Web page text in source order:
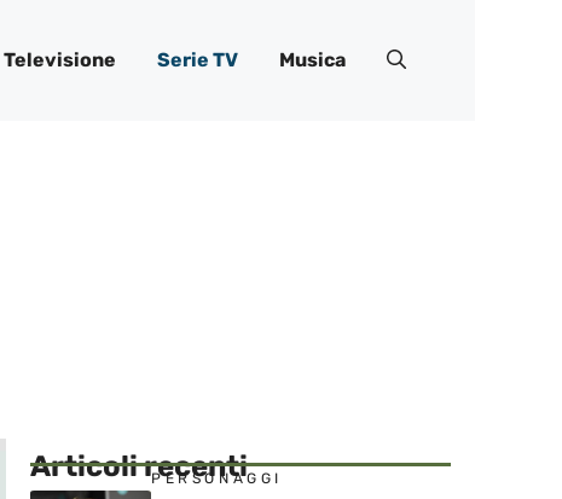
Televisione Serie TV Musica
Articoli recenti
PERSONAGGI